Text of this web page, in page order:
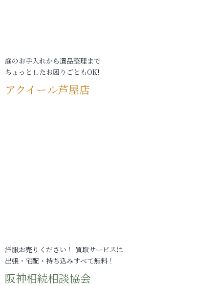
庭のお手入れから遺品整理まで
ちょっとしたお困りごともOK!
アクイール芦屋店
洋服お売りください！ 買取サービスは
出張・宅配・持ち込みすべて無料！
阪神相続相談協会